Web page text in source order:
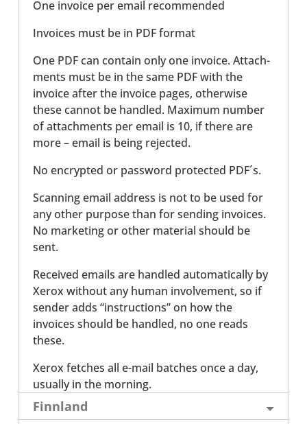
One invoice per email recom­men­ded
Invoices must be in PDF format
One PDF can contain only one invoice. Attach­
ments must be in the same PDF with the
invoice after the invoice pages, other­wise
these cannot be handled. Maximum number
of attach­ments per email is 10, if there are
more – email is being rejec­ted.
No encryp­ted or pass­word pro­tec­ted PDF´s.
Scan­ning email address is not to be used for
any other purpose than for sending invoices.
No mar­ke­ting or other mate­rial should be
sent.
Recei­ved emails are handled auto­ma­ti­cally by
Xerox without any human invol­vement, so if
sender adds “inst­ruc­tions” on how the
invoices should be handled, no one reads
these.
Xerox fetches all e-mail batches once a day,
usually in the morning.
Finn­land